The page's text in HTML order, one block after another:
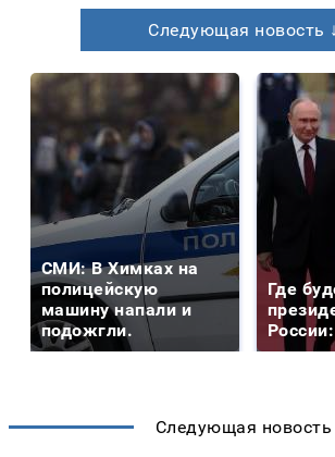
Следующая новость ↓
СМИ: В Химках на
полицейскую
машину напали и
подожгли.
Где
Следующая новость